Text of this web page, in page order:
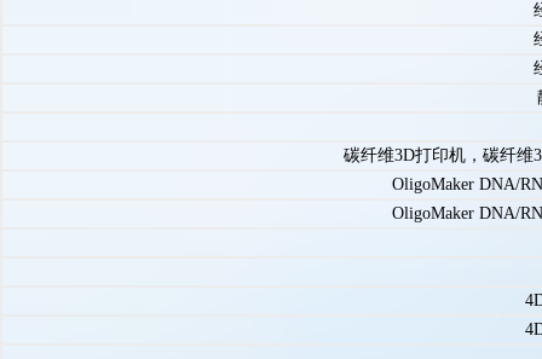
碳纤维3D打印机，碳纤维
OligoMaker DNA/
OligoMaker DNA/